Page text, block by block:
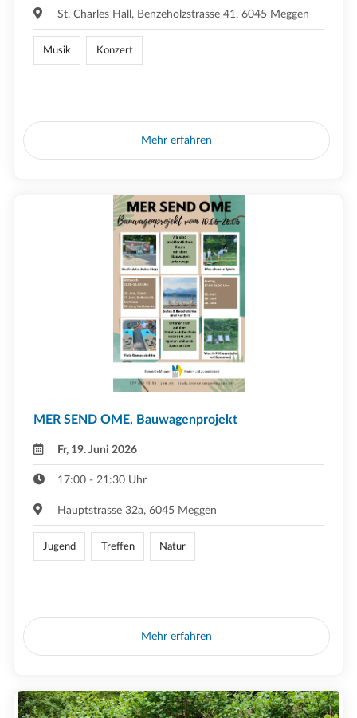
St. Charles Hall, Benzeholzstrasse 41, 6045 Meggen
Musik Konzert
Mehr erfahren
MER SEND OME, Bauwagenprojekt
Fr, 19. Juni 2026
17:00 - 21:30 Uhr
Hauptstrasse 32a, 6045 Meggen
Jugend Treffen Natur
Mehr erfahren